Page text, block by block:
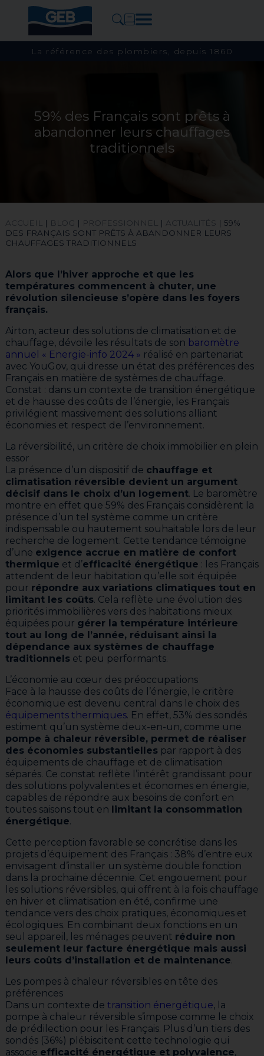
La référence des plombiers, depuis 1860
59% des Français sont prêts à
abandonner leurs chauffages
traditionnels
ACCUEIL | BLOG | PROFESSIONNEL | ACTUALITÉS | 59%
DES FRANÇAIS SONT PRÊTS À ABANDONNER LEURS
CHAUFFAGES TRADITIONNELS
Alors que l’hiver approche et que les
températures commencent à chuter, une
révolution silencieuse s’opère dans les foyers
français.
Airton, acteur des solutions de climatisation et de
chauffage, dévoile les résultats de son baromètre
annuel « Energie-info 2024 » réalisé en partenariat
avec YouGov, qui dresse un état des préférences des
Français en matière de systèmes de chauffage.
Constat : dans un contexte de transition énergétique
et de hausse des coûts de l’énergie, les Français
privilégient massivement des solutions alliant
économies et respect de l’environnement.
La réversibilité, un critère de choix immobilier en plein
essor
La présence d’un dispositif de chauffage et
climatisation réversible devient un argument
décisif dans le choix d’un logement. Le baromètre
montre en effet que 59% des Français considèrent la
présence d’un tel système comme un critère
indispensable ou hautement souhaitable lors de leur
recherche de logement. Cette tendance témoigne
d’une exigence accrue en matière de confort
thermique et d’efficacité énergétique : les Français
attendent de leur habitation qu’elle soit équipée
pour répondre aux variations climatiques tout en
limitant les coûts. Cela reflète une évolution des
priorités immobilières vers des habitations mieux
équipées pour gérer la température intérieure
tout au long de l’année, réduisant ainsi la
dépendance aux systèmes de chauffage
traditionnelset peu performants.
L’économie au cœur des préoccupations
Face à la hausse des coûts de l’énergie, le critère
économique est devenu central dans le choix des
équipements thermiques. En effet, 53% des sondés
estiment qu’un système deux-en-un, comme une
pompe à chaleur réversible, permet de réaliser
des économies substantiellespar rapport à des
équipements de chauffage et de climatisation
séparés. Ce constat reflète l’intérêt grandissant pour
des solutions polyvalentes et économes en énergie,
capables de répondre aux besoins de confort en
toutes saisons tout en limitant la consommation
énergétique.
Cette perception favorable se concrétise dans les
projets d’équipement des Français : 38% d’entre eux
envisagent d’installer un système double fonction
dans la prochaine décennie. Cet engouement pour
les solutions réversibles, qui offrent à la fois chauffage
en hiver et climatisation en été, confirme une
tendance vers des choix pratiques, économiques et
écologiques. En combinant deux fonctions en un
seul appareil, les ménages peuvent réduire non
seulement leur facture énergétique mais aussi
leurs coûts d’installation et de maintenance.
Les pompes à chaleur réversibles en tête des
préférences
Dans un contexte de transition énergétique, la
pompe à chaleur réversible s’impose comme le choix
de prédilection pour les Français. Plus d’un tiers des
sondés (36%) plébiscitent cette technologie qui
associe efficacité énergétique et polyvalence,